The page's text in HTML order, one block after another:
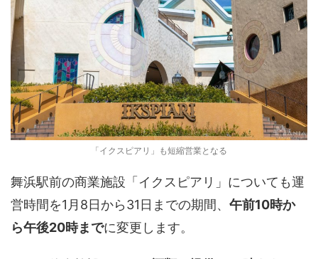
「イクスピアリ」も短縮営業となる
舞浜駅前の商業施設「イクスピアリ」についても運
営時間を1月8日から31日までの期間、 午前10時か
ら午後20時までに変更します。